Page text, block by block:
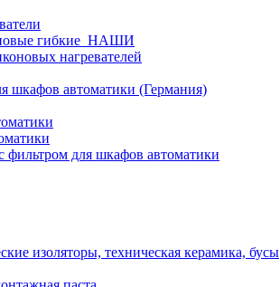
гибкие_НАШИ
нагревателей
шкафов автоматики (Германия)
фильтром для шкафов автоматики
изоляторы, техническая керамика, бусы